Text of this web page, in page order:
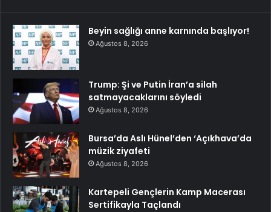
Beyin sağlığı anne karnında başlıyor!
Ağustos 8, 2026
Trump: Şi ve Putin İran’a silah
satmayacaklarını söyledi
Ağustos 8, 2026
Bursa’da Aslı Hünel’den ‘Açıkhava’da
müzik ziyafeti
Ağustos 8, 2026
Kartepeli Gençlerin Kamp Macerası
Sertifikayla Taçlandı